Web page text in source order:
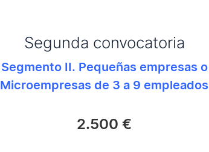
Segunda convocatoria
Segmento II. Pequeñas empresas o
Microempresas de 3 a 9 empleados
2.500 €